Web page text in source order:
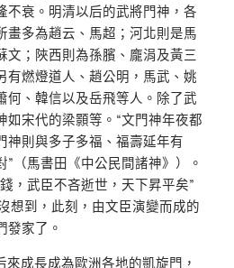
不衰。明清以后的武將門神，各
畫多為趙云、馬超；河北則是馬
文；陜西則為孫臏、龐涓及黃三
有燃燈道人、趙公明，馬武、姚
何、韓信以及岳飛等人。除了武
如宋代的梁顥等。“文門神年夜都
神則與多子多福、福壽延年有
”（馬書田《中公民間諸神》）。
，武臣不吝逝世，天下昇平矣”
想到，此刻，由文臣演變而成的
發家了。
來成長成為歐洲各地的凱旋門，